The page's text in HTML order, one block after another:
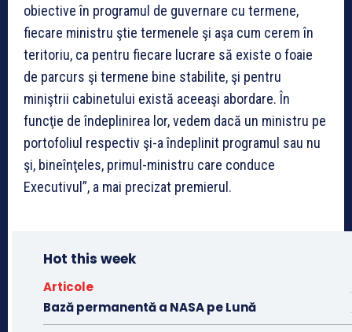
obiective în programul de guvernare cu termene,
fiecare ministru ştie termenele şi aşa cum cerem în
teritoriu, ca pentru fiecare lucrare să existe o foaie
de parcurs şi termene bine stabilite, şi pentru
miniştrii cabinetului există aceeaşi abordare. În
funcţie de îndeplinirea lor, vedem dacă un ministru pe
portofoliul respectiv şi-a îndeplinit programul sau nu
şi, bineînţeles, primul-ministru care conduce
Executivul”, a mai precizat premierul.
Hot this week
Articole
Bază permanentă a NASA pe Lună